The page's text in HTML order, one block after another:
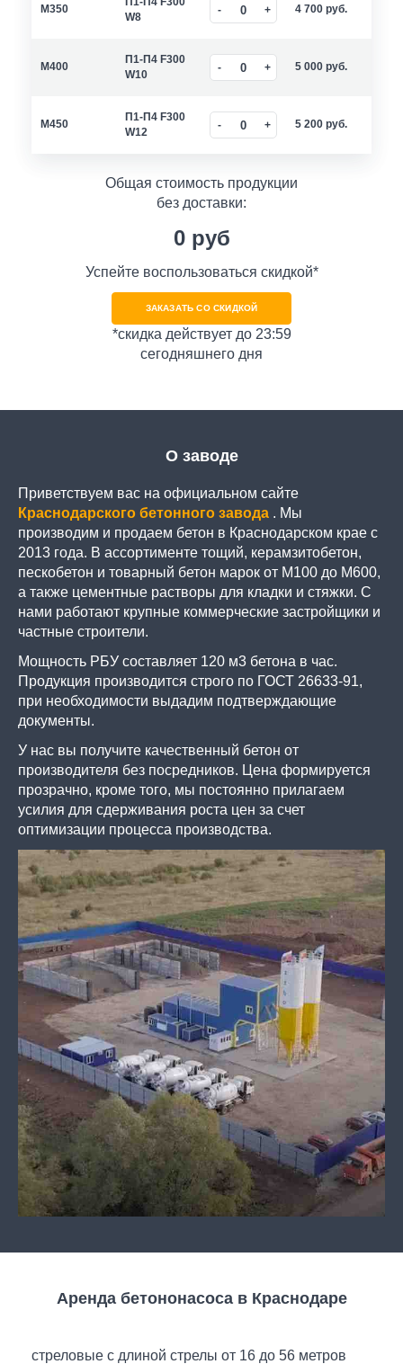
M350
W8
4 700 руб.
M400
П1-П4 F300
W10
5 000 руб.
M450
П1-П4 F300
W12
5 200 руб.
Общая стоимость продукции
без доставки:
0руб
Успейте воспользоваться скидкой*
ЗАКАЗАТЬ СО СКИДКОЙ
*скидка действует до 23:59
сегодняшнего дня
О заводе
Приветствуем вас на официальном сайте
Краснодарского бетонного завода . Мы
производим и продаем бетон в Краснодарском крае с
2013 года. В ассортименте тощий, керамзитобетон,
пескобетон и товарный бетон марок от М100 до М600,
а также цементные растворы для кладки и стяжки. С
нами работают крупные коммерческие застройщики и
частные строители.
Мощность РБУ составляет 120 м3 бетона в час.
Продукция производится строго по ГОСТ 26633-91,
при необходимости выдадим подтверждающие
документы.
У нас вы получите качественный бетон от
производителя без посредников. Цена формируется
прозрачно, кроме того, мы постоянно прилагаем
усилия для сдерживания роста цен за счет
оптимизации процесса производства.
Аренда бетононасоса в Краснодаре
стреловые с длиной стрелы от 16 до 56 метров